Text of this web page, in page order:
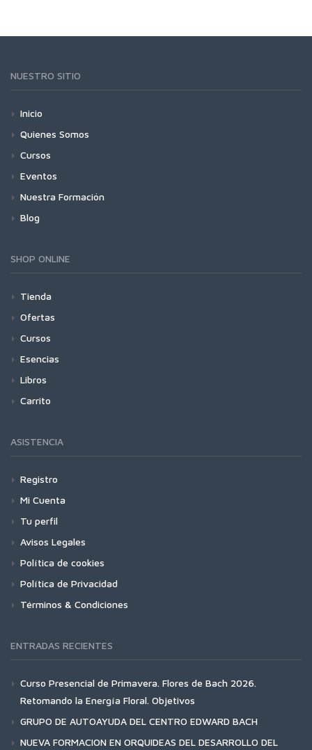
NUESTRO SITIO
Inicio
Quienes Somos
Cursos
Eventos
Nuestra Formación
Blog
SHOP ONLINE
Tienda
Ofertas
Cursos
Esencias
Libros
Carrito
ASISTENCIA
Registro
Mi Cuenta
Tu perfil
Avisos Legales
Política de cookies
Política de Privacidad
Términos & Condiciones
ENTRADAS RECIENTES
Curso Presencial de Primavera. Flores de Bach 2026.
Retomando la Energía Floral. Objetivos
GRUPO DE AUTOAYUDA DEL CENTRO EDWARD BACH
NUEVA FORMACION EN ORQUIDEAS DEL DESARROLLO DEL